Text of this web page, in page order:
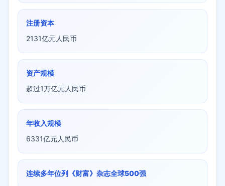
注册资本
2131亿元人民币
资产规模
超过1万亿元人民币
年收入规模
6331亿元人民币
连续多年位列《财富》杂志全球500强